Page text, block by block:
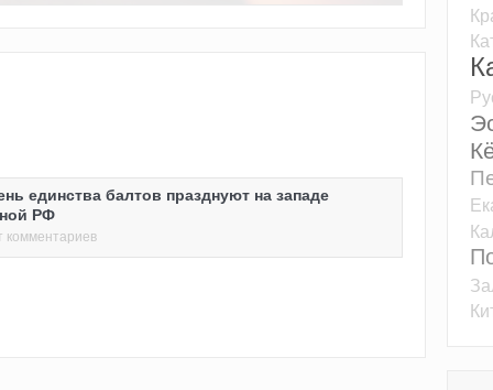
единства балтов празднуют на западе
РФ
комментариев